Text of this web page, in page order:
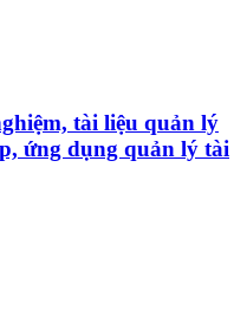
tài liệu quản lý
ứng dụng quản lý tài